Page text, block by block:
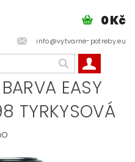
info@vytvarne-potreby.eu
0 Kč
EASY
TYRKYSOVÁ